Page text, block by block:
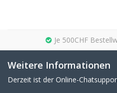
Je 500CHF
Weitere Informationen
Derzeit ist der Online-